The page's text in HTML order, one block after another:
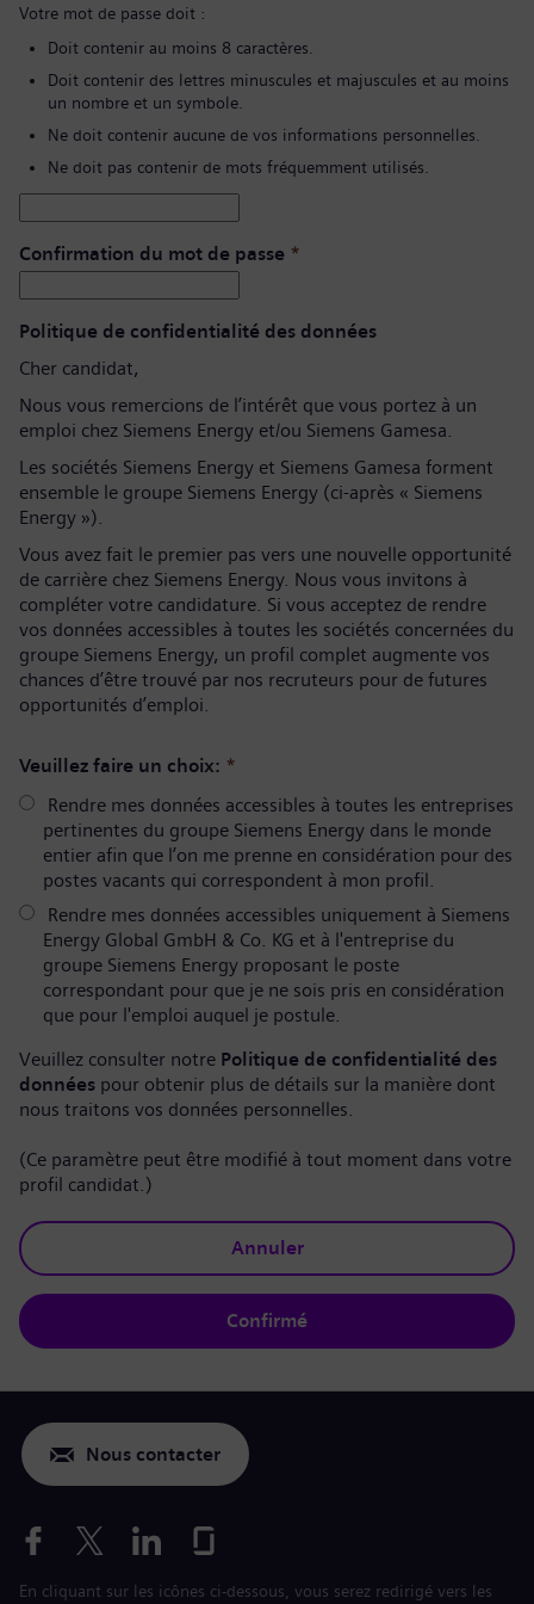
Votre mot de passe doit :
Doit contenir au moins 8 caractères.
Doit contenir des lettres minuscules et majuscules et au moins
un nombre et un symbole.
Ne doit contenir aucune de vos informations personnelles.
Ne doit pas contenir de mots fréquemment utilisés.
Confirmation du mot de passe *
Politique de confidentialité des données
Cher candidat,
Nous vous remercions de l’intérêt que vous portez à un
emploi chez Siemens Energy et/ou Siemens Gamesa.
Les sociétés Siemens Energy et Siemens Gamesa forment
ensemble le groupe Siemens Energy (ci-après « Siemens
Energy »).
Vous avez fait le premier pas vers une nouvelle opportunité
de carrière chez Siemens Energy. Nous vous invitons à
compléter votre candidature. Si vous acceptez de rendre
vos données accessibles à toutes les sociétés concernées du
groupe Siemens Energy, un profil complet augmente vos
chances d’être trouvé par nos recruteurs pour de futures
opportunités d’emploi.
Veuillez faire un choix: *
Rendre mes données accessibles à toutes les entreprises
pertinentes du groupe Siemens Energy dans le monde
entier afin que l’on me prenne en considération pour des
postes vacants qui correspondent à mon profil.
Rendre mes données accessibles uniquement à Siemens
Energy Global GmbH & Co. KG et à l'entreprise du
groupe Siemens Energy proposant le poste
correspondant pour que je ne sois pris en considération
que pour l'emploi auquel je postule.
Veuillez consulter notre Politique de confidentialité des
données pour obtenir plus de détails sur la manière dont
nous traitons vos données personnelles.
(Ce paramètre peut être modifié à tout moment dans votre
profil candidat.)
Annuler
Confirmé
Nous contacter
En cliquant sur les icônes ci-dessous, vous serez redirigé vers les